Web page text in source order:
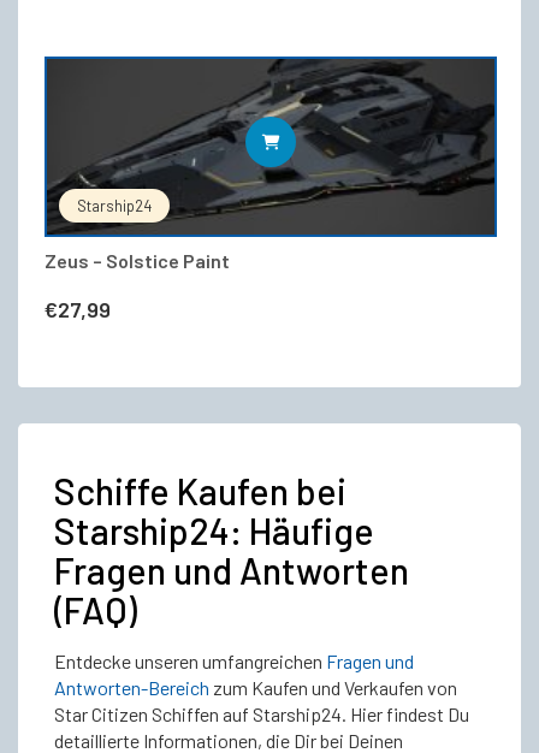
war:
ist:
€419,45.
Starship24
Zeus – Solstice Paint
€27,99
WEITERLESEN
Schiffe Kaufen bei
Starship24: Häufige
Fragen und Antworten
(FAQ)
Entdecke unseren umfangreichen Fragen und
Antworten-Bereich zum Kaufen und Verkaufen von
Star Citizen Schiffen auf Starship24. Hier findest Du
detaillierte Informationen, die Dir bei Deinen